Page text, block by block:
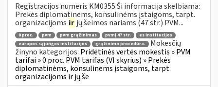
Registracijos numeris KM0355 Ši informacija skelbiama:
Prekės diplomatinėms, konsulinėms įstaigoms, tarpt.
organizacijoms ir jų šeimos nariams (47 str.) PVM...
0 proc. pvm pvm grąžinimas pvmį 47 str.
es institucijos
europos sąjungos institucijos
grąžinimo procedūra.
Mokesčių
žinyno kategorijos: Pridėtinės vertės mokestis » PVM
tarifai » 0 proc. PVM tarifas (VI skyrius) » Prekės
diplomatinėms, konsulinėms įstaigoms, tarpt.
organizacijoms ir jų še